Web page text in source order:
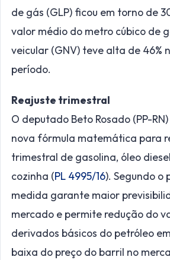
de gás (GLP) ficou em torno de
valor médio do metro cúbico de
veicular (GNV) teve alta de 46%
período.
Reajuste trimestral
O deputado Beto Rosado (PP-
nova fórmula matemática para
trimestral de gasolina, óleo
cozinha (PL 4995/16). Segundo o
medida garante maior
mercado e permite redução do
derivados básicos do petróleo
baixa do preço do barril no